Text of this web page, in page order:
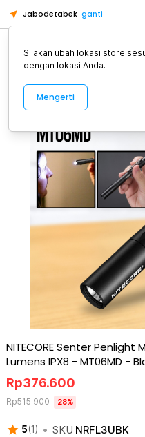
Jabodetabek ganti
Alat Kopi
NITECORE Senter Penlight
Lumens IPX8 - MT06MD -
5(1 ) • SKU NRFL3UBK
Rp376.600
Rp515.900 28%
Silakan ubah lokasi store
dengan lokasi Anda.
Mengerti